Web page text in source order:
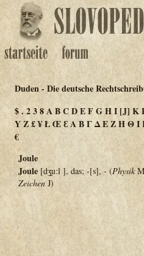
Duden - Die deutsche
$.238ABCDEFGHI[J] K
YZ£¥ŁŒƐΑΒΓΔΕΖΗΘΙ
€
Joule
Joule [dʒ̮u:l ], das; -[s], - (Physik
Zeichen J)